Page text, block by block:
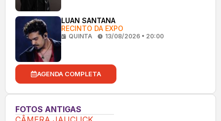
LUAN SANTANA
RECINTO DA EXPO
QUINTA 13/08/2026 • 20:00
AGENDA COMPLETA
FOTOS ANTIGAS